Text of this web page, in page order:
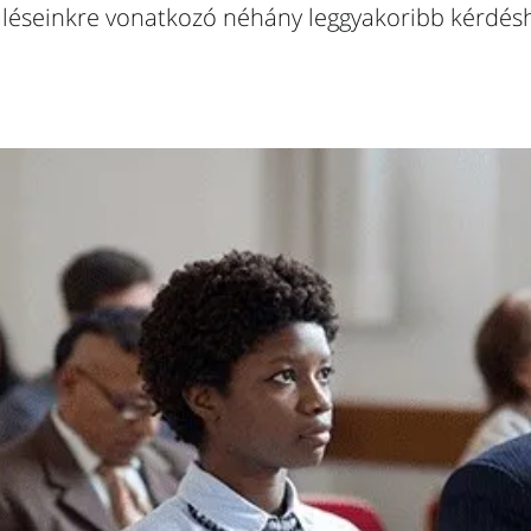
vonatkozó néhány leggyakoribb